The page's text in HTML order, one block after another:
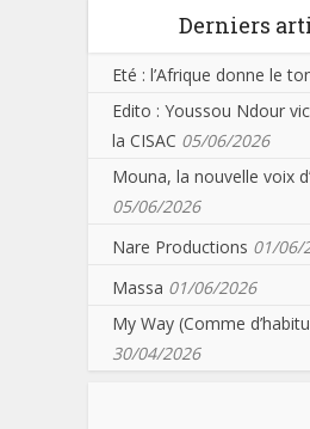
Derniers
Eté : l’Afrique donne le
Edito : Youssou Ndour
la CISAC 05/06/2026
Mouna, la nouvelle voix
05/06/2026
Nare Productions 01/06/
Massa 01/06/2026
My Way (Comme
30/04/2026